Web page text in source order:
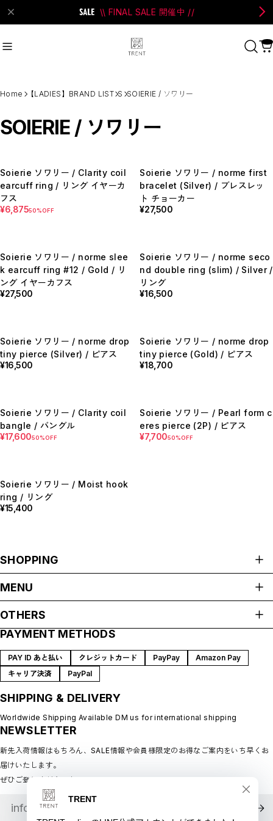
\\ FINAL SALE 開催中 //
#PRANK PROJECT
Category商品カテゴリ
MENS
New Arrival
【LADIES】BRAND LIST
A
F
H
I
N
O
P
R
W
Y
【MEN'S】BRAND LIST
F
N
P
S
T
W
【LADIES】ITEM LIST
OUTER / コート,ブルゾン,ジャケット
TOPS / カットソー,ブラウス,ニット
DRESSES / ワンピース
SHOES / スニーカー,ブーツ,サンダル
SOX,TIGHTS / ソックス,タイツ
ACCESORY / ピアス,リング,ネックレス
BELT / ベルト
LINGERIE / ブラ,ショーツ
GOODS / スカーフ,フレグランス , 他...
HOME / 照明
【MEN'S】ITEM LIST
OUTER / コート,ブルゾン,ジャケット
Home 【LADIES】BRAND LIST S SOIERIE / ソワリー
SOIERIE / ソワリー
Soierie ソワリー / Clarity coil
earcuff ring / リング イヤーカ
フス
¥6,87550%OFF
Soierie ソワリー / norme first
bracelet (Silver) / ブレスレッ
ト チョーカー
¥27,500
Soierie ソワリー / norme slee
k earcuff ring #12 / Gold / リ
ング イヤーカフス
¥27,500
Soierie ソワリー / norme seco
nd double ring (slim) / Silver /
リング
¥16,500
Soierie ソワリー / norme drop
tiny pierce (Silver) / ピアス
¥16,500
Soierie ソワリー / norme drop
tiny pierce (Gold) / ピアス
¥18,700
Soierie ソワリー / Clarity coil
bangle / バングル
¥17,60050%OFF
Soierie ソワリー / Pearl form c
eres pierce (2P) / ピアス
¥7,70050%OFF
Soierie ソワリー / Moist hook
ring / リング
¥15,400
SHOPPING
MENU
SHOP GUIDE
BLOG
MEMBERSHIP
LOGIN
OTHERS
プライバシーポリシー
特定商取引法に基づく表記
会員規約
PAYMENT METHODS
PAY ID あと払い クレジットカード PayPay
Amazon Pay
キャリア決済
PayPal
SHIPPING & DELIVERY
Worldwide Shipping Available DM us for international shipping
NEWSLETTER
新先入荷情報はもちろん、SALE情報や会員様限定のお得なご案内をいち早くお
届けいたします。
ぜひご登録ください♪